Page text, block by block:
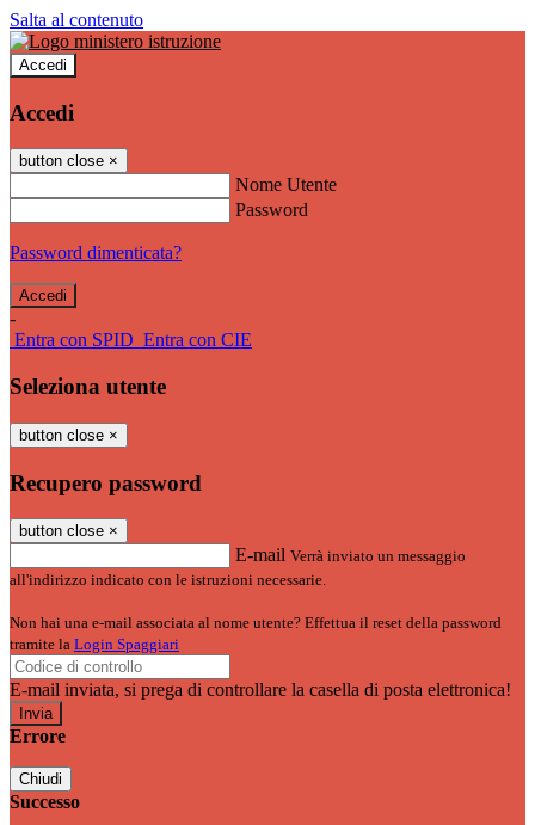
Salta al contenuto
Accedi
Accedi
button close ×
Nome Utente
Password
Password dimenticata?
-
Entra con SPID Entra con CIE
Seleziona utente
button close ×
Recupero password
button close ×
E-mail Verrà inviato un messaggio
all'indirizzo indicato con le istruzioni necessarie.
Non hai una e-mail associata al nome utente? Effettua il reset della password
tramite la Login Spaggiari
E-mail inviata, si prega di controllare la casella di posta elettronica!
Errore
Chiudi
Successo